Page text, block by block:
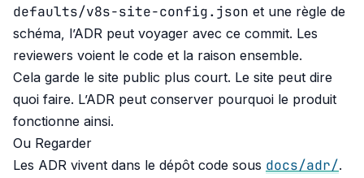
defaults/v8s-site-config.json et une règle de
schéma, l’ADR peut voyager avec ce commit. Les
reviewers voient le code et la raison ensemble.
Cela garde le site public plus court. Le site peut dire
quoi faire. L’ADR peut conserver pourquoi le produit
fonctionne ainsi.
Ou Regarder
Les ADR vivent dans le dépôt code sous docs/adr/.